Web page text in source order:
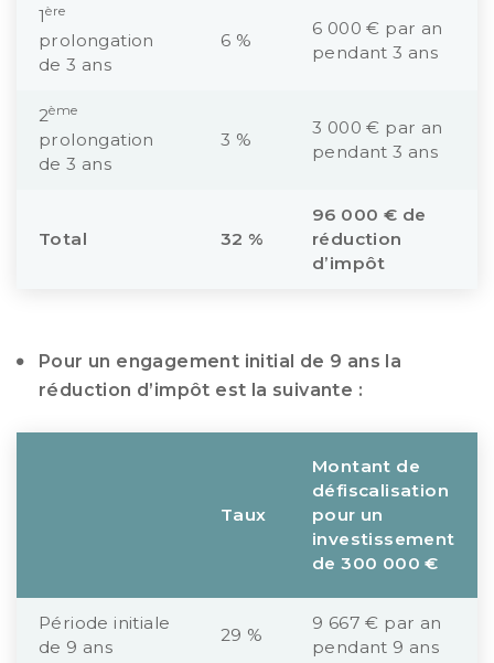
1ère
prolongation
de 3 ans
6 %
6 000 € par an
pendant 3 ans
2ème
prolongation
de 3 ans
3 %
3 000 € par an
pendant 3 ans
Total 32 %
96 000 € de
réduction
d’impôt
Pour un engagement initial de 9 ans la
réduction d’impôt est la suivante :
Taux
Montant de
défiscalisation
pour un
investissement
de 300 000 €
Période initiale
de 9 ans
29 %
9 667 € par an
pendant 9 ans